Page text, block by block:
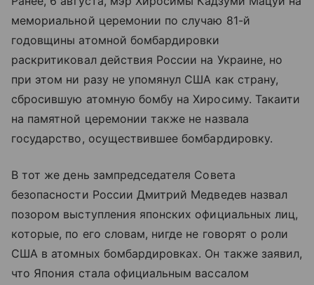
мемориальной церемонии по случаю 81-й
годовщины атомной бомбардировки
раскритиковал действия России на Украине, но
при этом ни разу не упомянул США как страну,
сбросившую атомную бомбу на Хиросиму. Такаити
на памятной церемонии также не назвала
государство, осуществившее бомбардировку.
В тот же день зампредседателя Совета
безопасности России Дмитрий Медведев назвал
позором выступления японских официальных лиц,
которые, по его словам, нигде не говорят о роли
США в атомных бомбардировках. Он также заявил,
что Япония стала официальным вассалом